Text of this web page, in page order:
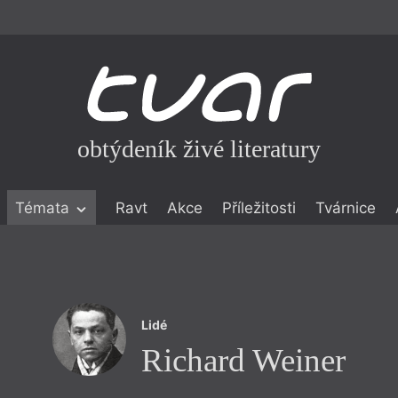
obtýdeník živé literatury
Témata Ravt Akce Příležitosti Tvárnice
Lidé
Richard Weiner